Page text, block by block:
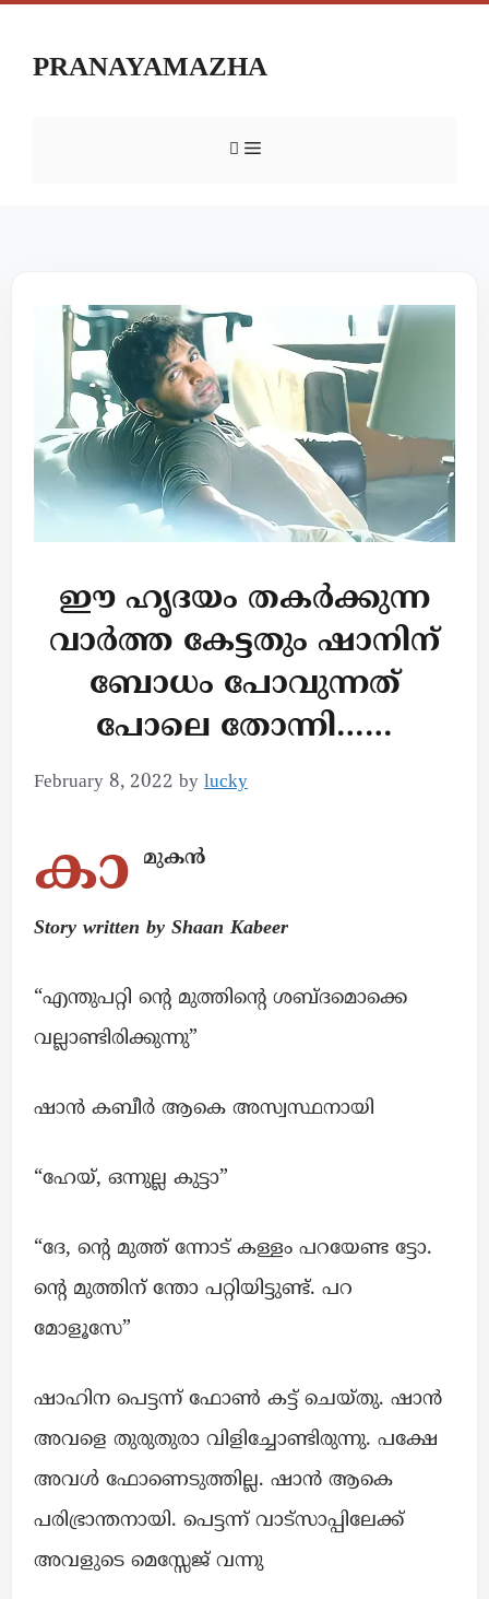
PRANAYAMAZHA
ഈ ഹൃദയം തകർക്കുന്ന
വാർത്ത കേട്ടതും ഷാനിന്
ബോധം പോവുന്നത്
പോലെ തോന്നി……
February 8, 2022 by lucky
കാ മുകൻ
Story written by Shaan Kabeer
“എന്തുപറ്റി ന്റെ മുത്തിന്റെ ശബ്ദമൊക്കെ
വല്ലാണ്ടിരിക്കുന്നു”
ഷാൻ കബീർ ആകെ അസ്വസ്ഥനായി
“ഹേയ്, ഒന്നുല്ല കുട്ടാ”
“ദേ, ന്റെ മുത്ത് ന്നോട് കള്ളം പറയേണ്ട ട്ടോ.
ന്റെ മുത്തിന് ന്തോ പറ്റിയിട്ടുണ്ട്. പറ
മോളൂസേ”
ഷാഹിന പെട്ടന്ന് ഫോൺ കട്ട്‌ ചെയ്തു. ഷാൻ
അവളെ തുരുതുരാ വിളിച്ചോണ്ടിരുന്നു. പക്ഷേ
അവൾ ഫോണെടുത്തില്ല. ഷാൻ ആകെ
പരിഭ്രാന്തനായി. പെട്ടന്ന് വാട്സാപ്പിലേക്ക്
അവളുടെ മെസ്സേജ് വന്നു